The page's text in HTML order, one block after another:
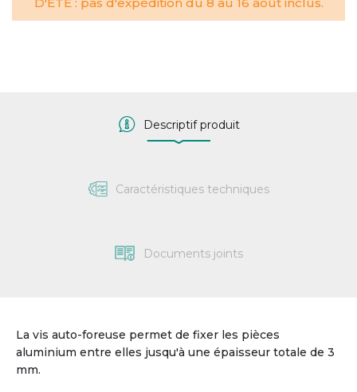
D'ÉTÉ : pas d'expédition du 8 au 16 août inclus.
Descriptif produit
Caractéristiques techniques
Documents joints
La vis auto-foreuse permet de fixer les pièces
aluminium entre elles jusqu'à une épaisseur totale de 3
mm.